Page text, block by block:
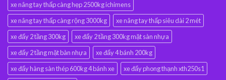
xe nâng tay thấp càng hẹp 2500kg ichimens
xe nâng tay thấp càng rộng 3000kg
xe nâng tay thấp siêu dài 2 mét
xe đẩy 2 tầng 300kg
xe đẩy 2 tầng 300kg mặt sàn nhựa
xe đẩy 2 tầng mặt bàn nhựa
xe đẩy 4 bánh 200kg
xe đẩy hàng sàn thép 600kg 4 bánh xe
xe đẩy phong thạnh xth250s1